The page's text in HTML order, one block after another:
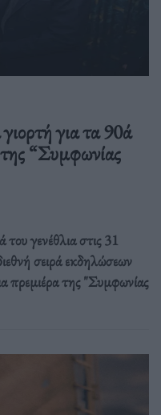
για τα 90ά
της “Συμφωνίας
γενέθλια στις 31
σειρά εκδηλώσεων
πρεμιέρα της "Συμφωνίας